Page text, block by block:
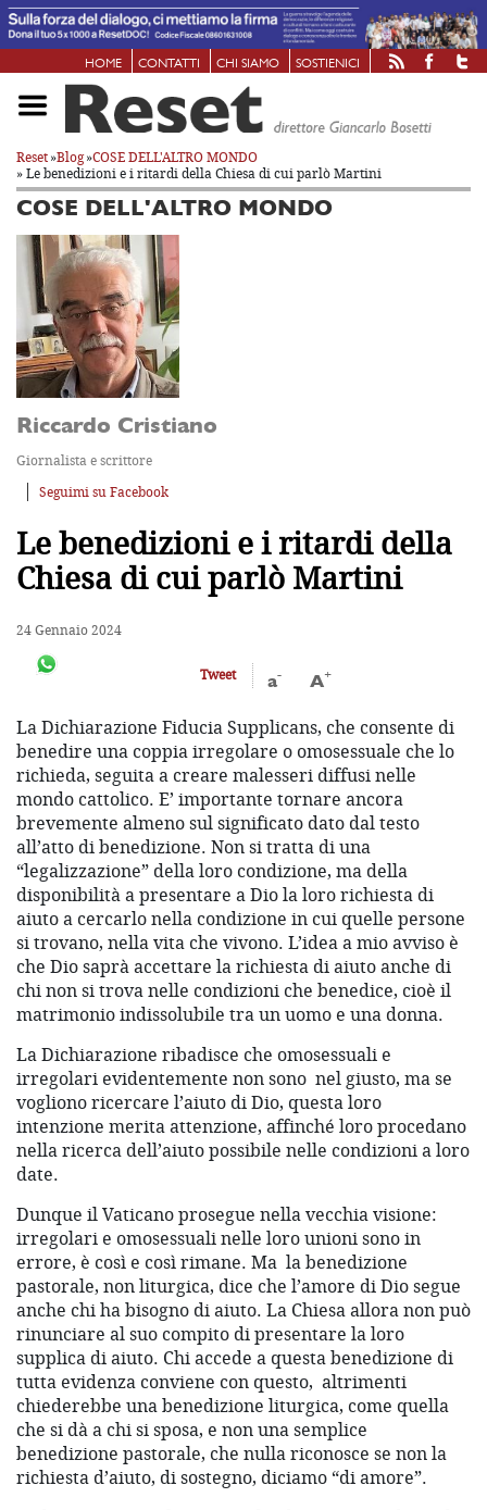
HOME CONTATTI CHI SIAMO SOSTIENICI
Reset»Blog»COSE DELL'ALTRO MONDO
» Le benedizioni e i ritardi della Chiesa di cui parlò Martini
COSE DELL'ALTRO MONDO
Riccardo Cristiano
Giornalista e scrittore
Seguimi su Facebook
Le benedizioni e i ritardi della
Chiesa di cui parlò Martini
24 Gennaio 2024
Tweet a- A+
La Dichiarazione Fiducia Supplicans, che consente di
benedire una coppia irregolare o omosessuale che lo
richieda, seguita a creare malesseri diffusi nelle
mondo cattolico. E’ importante tornare ancora
brevemente almeno sul significato dato dal testo
all’atto di benedizione. Non si tratta di una
“legalizzazione” della loro condizione, ma della
disponibilità a presentare a Dio la loro richiesta di
aiuto a cercarlo nella condizione in cui quelle persone
si trovano, nella vita che vivono. L’idea a mio avviso è
che Dio saprà accettare la richiesta di aiuto anche di
chi non si trova nelle condizioni che benedice, cioè il
matrimonio indissolubile tra un uomo e una donna.
La Dichiarazione ribadisce che omosessuali e
irregolari evidentemente non sono nel giusto, ma se
vogliono ricercare l’aiuto di Dio, questa loro
intenzione merita attenzione, affinché loro procedano
nella ricerca dell’aiuto possibile nelle condizioni a loro
date.
Dunque il Vaticano prosegue nella vecchia visione:
irregolari e omosessuali nelle loro unioni sono in
errore, è così e così rimane. Ma la benedizione
pastorale, non liturgica, dice che l’amore di Dio segue
anche chi ha bisogno di aiuto. La Chiesa allora non può
rinunciare al suo compito di presentare la loro
supplica di aiuto. Chi accede a questa benedizione di
tutta evidenza conviene con questo, altrimenti
chiederebbe una benedizione liturgica, come quella
che si dà a chi si sposa, e non una semplice
benedizione pastorale, che nulla riconosce se non la
richiesta d’aiuto, di sostegno, diciamo “di amore”.